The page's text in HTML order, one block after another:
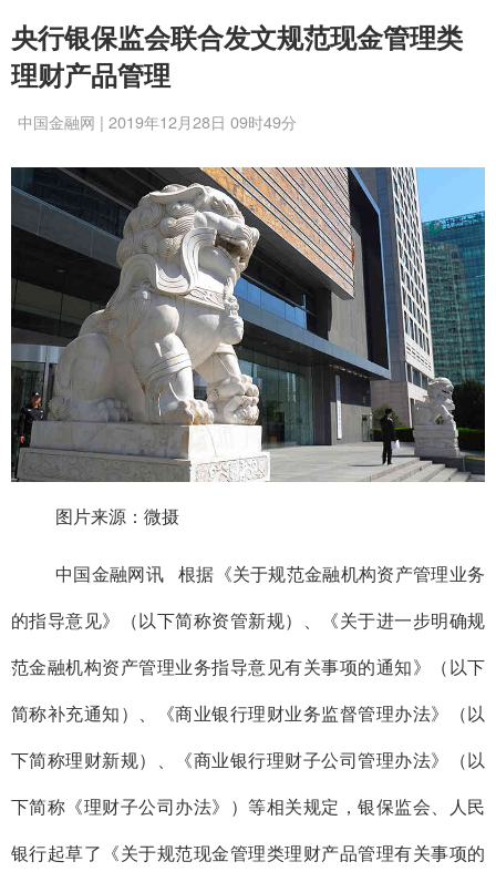
央行银保监会联合发文规范现金管理类
理财产品管理
中国金融网 | 2019年12月28日 09时49分
图片来源：微摄
中国金融网讯 根据《关于规范金融机构资产管理业务
的指导意见》（以下简称资管新规）、《关于进一步明确规
范金融机构资产管理业务指导意见有关事项的通知》（以下
简称补充通知）、《商业银行理财业务监督管理办法》（以
下简称理财新规）、《商业银行理财子公司管理办法》（以
下简称《理财子公司办法》）等相关规定，银保监会、人民
银行起草了《关于规范现金管理类理财产品管理有关事项的